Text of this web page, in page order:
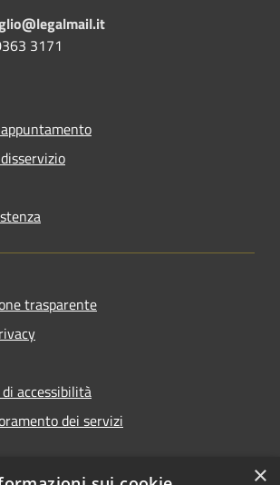
3171
trasparente
accessibilità
dei servizi
×